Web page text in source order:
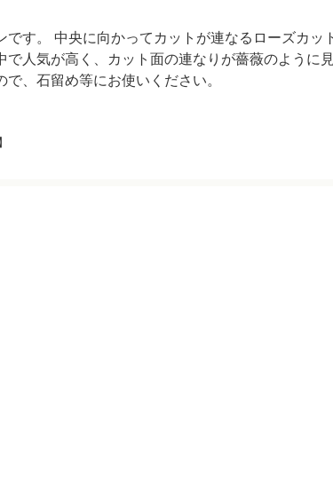
す。 中央に向かってカットが連なるローズカッ
人気が高く、カット面の連なりが薔薇のように
、石留め等にお使いください。